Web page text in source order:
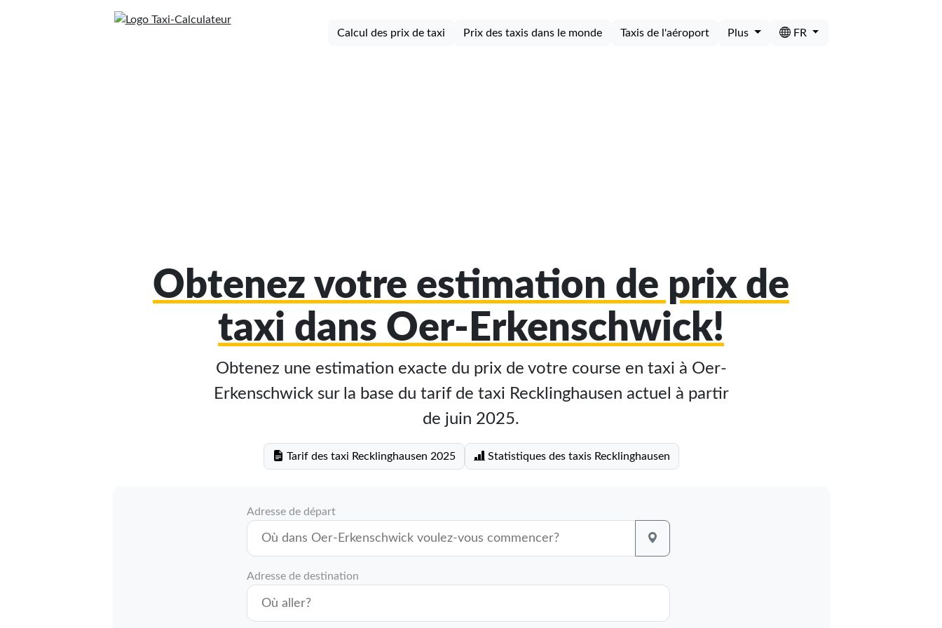
Calcul des prix de taxi Prix des taxis dans le monde Taxis de l'aéroport Plus FR
Obtenez votre estimation de prix de
taxi dans Oer-Erkenschwick!
Obtenez une estimation exacte du prix de votre course en taxi à Oer-
Erkenschwick sur la base du tarif de taxi Recklinghausen actuel à partir
de juin 2025.
Tarif des taxi Recklinghausen 2025 Statistiques des taxis Recklinghausen
Adresse de départ
Adresse de destination